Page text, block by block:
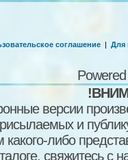
соглашение | Для
версии
и
какого-либо
свяжитесь